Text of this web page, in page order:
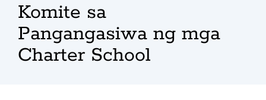
Komite sa
Pangangasiwa ng mga
Charter School